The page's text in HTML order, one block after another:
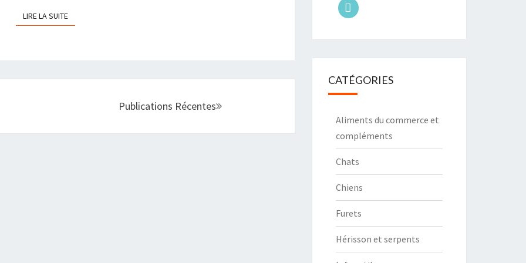
LIRE LA SUITELIRE LA SUITE
Publications Récentes
tiktok
CATÉGORIES
Aliments du commerce et
compléments
Chats
Chiens
Furets
Hérisson et serpents